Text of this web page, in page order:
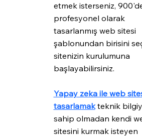
etmek isterseniz,
profesyonel olarak
tasarlanmış web sitesi
şablonundan birisini
sitenizin kurulumuna
başlayabilirsiniz.
Yapay zeka ile web
tasarlamak teknik
sahip olmadan kendi
sitesini kurmak isteyen